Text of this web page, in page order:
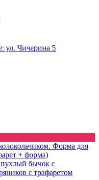
ул. Чичерина 5
бычок с
с трафаретом